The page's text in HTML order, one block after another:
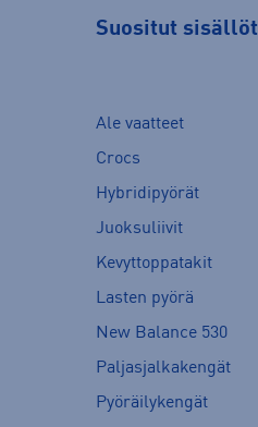
Suositut sisällöt
Ale vaatteet
Crocs
Hybridipyörät
Juoksuliivit
Kevyttoppatakit
Lasten pyörä
New Balance 530
Paljasjalkakengät
Pyöräilykengät